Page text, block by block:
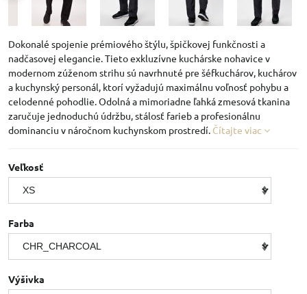
Dokonalé spojenie prémiového štýlu, špičkovej funkčnosti a
nadčasovej elegancie. Tieto exkluzívne kuchárske nohavice v
modernom zúženom strihu sú navrhnuté pre šéfkuchárov, kuchárov
a kuchynský personál, ktorí vyžadujú maximálnu voľnosť pohybu a
celodenné pohodlie. Odolná a mimoriadne ľahká zmesová tkanina
zaručuje jednoduchú údržbu, stálosť farieb a profesionálnu
dominanciu v náročnom kuchynskom prostredí. Čítajte viac
Veľkosť
Farba
Výšivka